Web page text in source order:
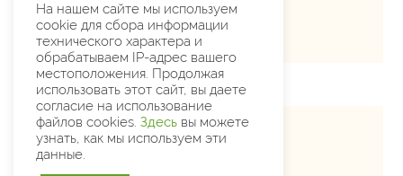
Содержание
На нашем сайте мы используем
cookie для сбора информации
технического характера и
обрабатываем IP-адрес вашего
местоположения. Продолжая
использовать этот сайт, вы даете
согласие на использование
файлов cookies. Здесь вы можете
узнать, как мы используем эти
данные.